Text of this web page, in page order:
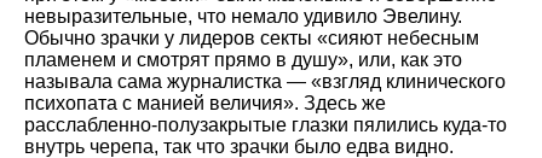
невыразительные, что немало удивило Эвелину.
Обычно зрачки у лидеров секты
сияют небесным
пламенем и смотрят прямо в душу , или, как это
называла сама журналистка —
взгляд клинического
психопата с манией величия
. Здесь же
расслабленно-полузакрытые глазки пялились куда-то
внутрь черепа, так что зрачки было едва видно.